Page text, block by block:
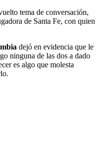
tema de conversación,
de Santa Fe, con quien
dejó en evidencia que le
ninguna de las dos a dado
es algo que molesta